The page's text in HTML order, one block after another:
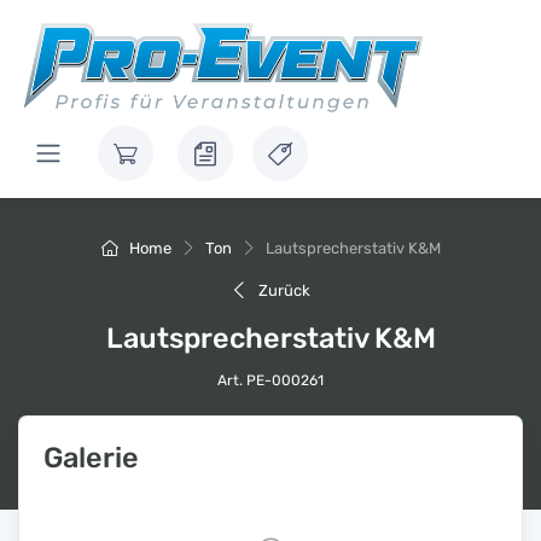
Home Ton Lautsprecherstativ K&M
Zurück
Lautsprecherstativ K&M
Art. PE-000261
Galerie